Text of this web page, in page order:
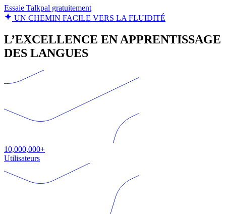
Essaie Talkpal gratuitement
UN CHEMIN FACILE VERS LA FLUIDITÉ
L’EXCELLENCE EN APPRENTISSAGE
DES LANGUES
10,000,000+
Utilisateurs